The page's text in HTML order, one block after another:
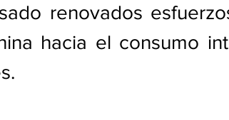
renovados
hacia el consumo